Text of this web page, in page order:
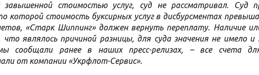
стоимостью услуг, суд не рассматривал. Суд
которой стоимость буксирных услуг в дисбурсментах
«Старк Шиппинг» должен вернуть переплату. Наличие
являлось причиной разницы, для суда значения не имело
сообщали ранее в наших пресс-релизах, – все счета
от компании «Укрфлот-Сервис».